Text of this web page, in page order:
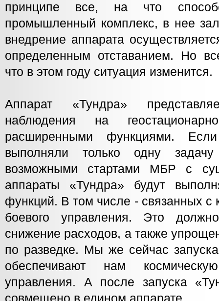
принципе все, на что
промышленный комплекс, в нее
внедрение аппарата
определенным отставанием. Но
что в этом году ситуация изменится.
Аппарат «Тундра»
наблюдения на
расширенными функциями.
выполняли только одну
возможными стартами МБР с
аппараты «Тундра» будут
функций. В том числе - связанных с
боевого управления. Это
снижение расходов, а также
по разведке. Мы же сейчас
обеспечивают нам
управления. А после запуска
совмещено в едином аппарате.